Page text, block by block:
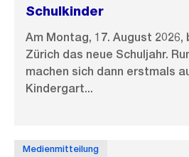
Schulkinder
Am Montag, 17. August
Zürich das neue Schuljahr.
machen sich dann erstmals
Kindergart...
Medienmitteilung